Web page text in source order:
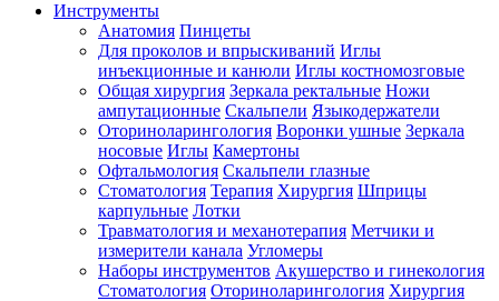
Инструменты
Анатомия Пинцеты
Для проколов и впрыскиваний Иглы
инъекционные и канюли Иглы костномозговые
Общая хирургия Зеркала ректальные Ножи
ампутационные Скальпели Языкодержатели
Оториноларингология Воронки ушные Зеркала
носовые Иглы Камертоны
Офтальмология Скальпели глазные
Стоматология Терапия Хирургия Шприцы
карпульные Лотки
Травматология и механотерапия Метчики и
измерители канала Угломеры
Наборы инструментов Акушерство и гинекология
Стоматология Оториноларингология Хирургия